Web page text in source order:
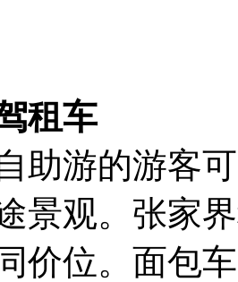
租车
游的游客可
景观。张家
价位。面包